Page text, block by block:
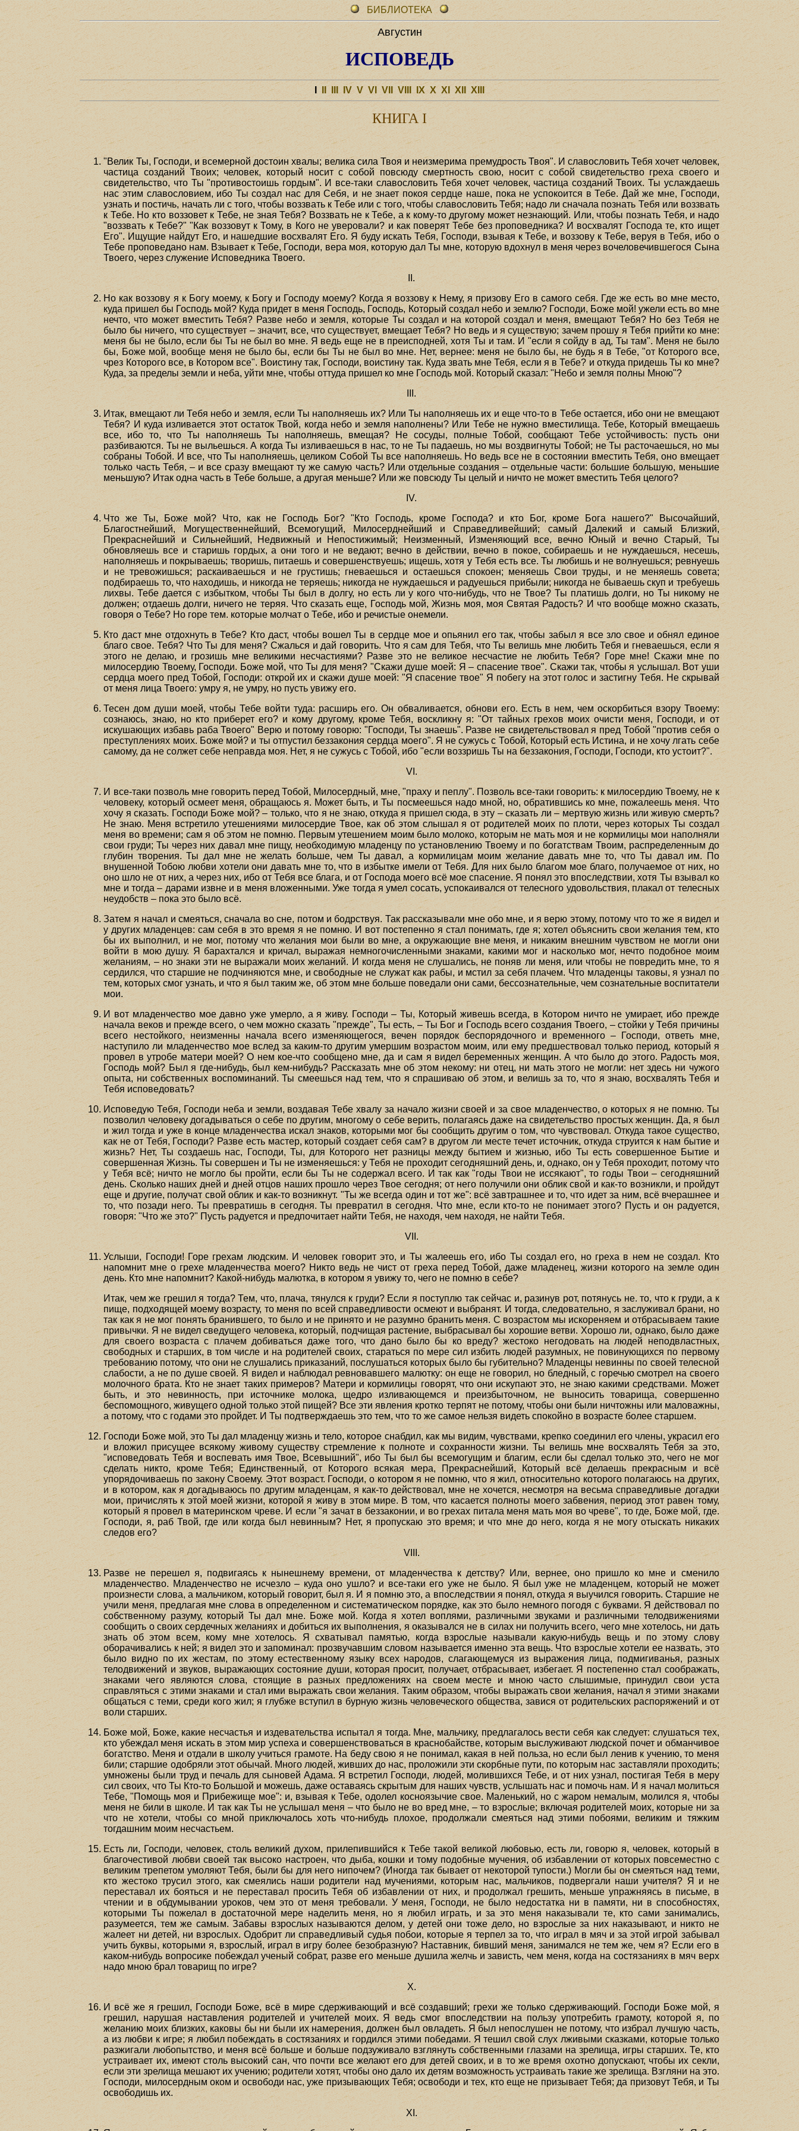
БИБЛИОТЕКА
Августин
ИСПОВЕДЬ
I IV V VI VII VIII IX X XI XII XIII
КНИГА I
"Велик Ты, Господи, и всемерной достоин хвалы; велика сила Твоя и неизмерима премудрость Твоя". И славословить Тебя хочет человек,
частица созданий Твоих; человек, который носит с собой повсюду смертность свою, носит с собой свидетельство греха своего и
свидетельство, что Ты "противостоишь гордым". И все-таки славословить Тебя хочет человек, частица созданий Твоих. Ты услаждаешь
нас этим славословием, ибо Ты создал нас для Себя, и не знает покоя сердце наше, пока не успокоится в Тебе. Дай же мне, Господи,
узнать и постичь, начать ли с того, чтобы воззвать к Тебе или с того, чтобы славословить Тебя; надо ли сначала познать Тебя или воззвать
к Тебе. Но кто воззовет к Тебе, не зная Тебя? Воззвать не к Тебе, а к кому-то другому может незнающий. Или, чтобы познать Тебя, и надо
"воззвать к Тебе?" "Как воззовут к Тому, в Кого не уверовали? и как поверят Тебе без проповедника? И восхвалят Господа те, кто ищет
Его". Ищущие найдут Его, и нашедшие восхвалят Его. Я буду искать Тебя, Господи, взывая к Тебе, и воззову к Тебе, веруя в Тебя, ибо о
Тебе проповедано нам. Взывает к Тебе, Господи, вера моя, которую дал Ты мне, которую вдохнул в меня через вочеловечившегося Сына
Твоего, через служение Исповедника Твоего.
II.
Но как воззову я к Богу моему, к Богу и Господу моему? Когда я воззову к Нему, я призову Его в самого себя. Где же есть во мне место,
куда пришел бы Господь мой? Куда придет в меня Господь, Господь, Который создал небо и землю? Господи, Боже мой! ужели есть во мне
нечто, что может вместить Тебя? Разве небо и земля, которые Ты создал и на которой создал и меня, вмещают Тебя? Но без Тебя не
было бы ничего, что существует – значит, все, что существует, вмещает Тебя? Но ведь и я существую; зачем прошу я Тебя прийти ко мне:
меня бы не было, если бы Ты не был во мне. Я ведь еще не в преисподней, хотя Ты и там. И "если я сойду в ад, Ты там". Меня не было
бы, Боже мой, вообще меня не было бы, если бы Ты не был во мне. Нет, вернее: меня не было бы, не будь я в Тебе, "от Которого все,
чрез Которого все, в Котором все". Воистину так, Господи, воистину так. Куда звать мне Тебя, если я в Тебе? и откуда придешь Ты ко мне?
Куда, за пределы земли и неба, уйти мне, чтобы оттуда пришел ко мне Господь мой. Который сказал: "Небо и земля полны Мною"?
III.
Итак, вмещают ли Тебя небо и земля, если Ты наполняешь их? Или Ты наполняешь их и еще что-то в Тебе остается, ибо они не вмещают
Тебя? И куда изливается этот остаток Твой, когда небо и земля наполнены? Или Тебе не нужно вместилища. Тебе, Который вмещаешь
все, ибо то, что Ты наполняешь Ты наполняешь, вмещая? Не сосуды, полные Тобой, сообщают Тебе устойчивость: пусть они
разбиваются. Ты не выльешься. А когда Ты изливаешься в нас, то не Ты падаешь, но мы воздвигнуты Тобой; не Ты расточаешься, но мы
собраны Тобой. И все, что Ты наполняешь, целиком Собой Ты все наполняешь. Но ведь все не в состоянии вместить Тебя, оно вмещает
только часть Тебя, – и все сразу вмещают ту же самую часть? Или отдельные создания – отдельные части: большие большую, меньшие
меньшую? Итак одна часть в Тебе больше, а другая меньше? Или же повсюду Ты целый и ничто не может вместить Тебя целого?
IV.
Что же Ты, Боже мой? Что, как не Господь Бог? "Кто Господь, кроме Господа? и кто Бог, кроме Бога нашего?" Высочайший,
Благостнейший, Могущественнейший, Всемогущий, Милосерднейший и Справедливейший; самый Далекий и самый Близкий,
Прекраснейший и Сильнейший, Недвижный и Непостижимый; Неизменный, Изменяющий все, вечно Юный и вечно Старый, Ты
обновляешь все и старишь гордых, а они того и не ведают; вечно в действии, вечно в покое, собираешь и не нуждаешься, несешь,
наполняешь и покрываешь; творишь, питаешь и совершенствуешь; ищешь, хотя у Тебя есть все. Ты любишь и не волнуешься; ревнуешь
и не тревожишься; раскаиваешься и не грустишь; гневаешься и остаешься спокоен; меняешь Свои труды, и не меняешь совета;
подбираешь то, что находишь, и никогда не теряешь; никогда не нуждаешься и радуешься прибыли; никогда не бываешь скуп и требуешь
лихвы. Тебе дается с избытком, чтобы Ты был в долгу, но есть ли у кого что-нибудь, что не Твое? Ты платишь долги, но Ты никому не
должен; отдаешь долги, ничего не теряя. Что сказать еще, Господь мой, Жизнь моя, моя Святая Радость? И что вообще можно сказать,
говоря о Тебе? Но горе тем. которые молчат о Тебе, ибо и речистые онемели.
Кто даст мне отдохнуть в Тебе? Кто даст, чтобы вошел Ты в сердце мое и опьянил его так, чтобы забыл я все зло свое и обнял единое
благо свое. Тебя? Что Ты для меня? Сжалься и дай говорить. Что я сам для Тебя, что Ты велишь мне любить Тебя и гневаешься, если я
этого не делаю, и грозишь мне великими несчастиями? Разве это не великое несчастие не любить Тебя? Горе мне! Скажи мне по
милосердию Твоему, Господи. Боже мой, что Ты для меня? "Скажи душе моей: Я – спасение твое". Скажи так, чтобы я услышал. Вот уши
сердца моего пред Тобой, Господи: открой их и скажи душе моей: "Я спасение твое" Я побегу на этот голос и застигну Тебя. Не скрывай
от меня лица Твоего: умру я, не умру, но пусть увижу его.
Тесен дом души моей, чтобы Тебе войти туда: расширь его. Он обваливается, обнови его. Есть в нем, чем оскорбиться взору Твоему:
сознаюсь, знаю, но кто приберет его? и кому другому, кроме Тебя, воскликну я: "От тайных грехов моих очисти меня, Господи, и от
искушающих избавь раба Твоего" Верю и потому говорю: "Господи, Ты знаешь". Разве не свидетельствовал я пред Тобой "против себя о
преступлениях моих. Боже мой? и ты отпустил беззакония сердца моего". Я не сужусь с Тобой, Который есть Истина, и не хочу лгать себе
самому, да не солжет себе неправда моя. Нет, я не сужусь с Тобой, ибо "если воззришь Ты на беззакония, Господи, Господи, кто устоит?".
VI.
И все-таки позволь мне говорить перед Тобой, Милосердный, мне, "праху и пеплу". Позволь все-таки говорить: к милосердию Твоему, не к
человеку, который осмеет меня, обращаюсь я. Может быть, и Ты посмеешься надо мной, но, обратившись ко мне, пожалеешь меня. Что
хочу я сказать. Господи Боже мой? – только, что я не знаю, откуда я пришел сюда, в эту – сказать ли – мертвую жизнь или живую смерть?
Не знаю. Меня встретило утешениями милосердие Твое, как об этом слышал я от родителей моих по плоти, через которых Ты создал
меня во времени; сам я об этом не помню. Первым утешением моим было молоко, которым не мать моя и не кормилицы мои наполняли
свои груди; Ты через них давал мне пищу, необходимую младенцу по установлению Твоему и по богатствам Твоим, распределенным до
глубин творения. Ты дал мне не желать больше, чем Ты давал, а кормилицам моим желание давать мне то, что Ты давал им. По
внушенной Тобою любви хотели они давать мне то, что в избытке имели от Тебя. Для них было благом мое благо, получаемое от них, но
оно шло не от них, а через них, ибо от Тебя все блага, и от Господа моего всё мое спасение. Я понял это впоследствии, хотя Ты взывал ко
мне и тогда – дарами извне и в меня вложенными. Уже тогда я умел сосать, успокаивался от телесного удовольствия, плакал от телесных
неудобств – пока это было всё.
Затем я начал и смеяться, сначала во сне, потом и бодрствуя. Так рассказывали мне обо мне, и я верю этому, потому что то же я видел и
у других младенцев: сам себя в это время я не помню. И вот постепенно я стал понимать, где я; хотел объяснить свои желания тем, кто
бы их выполнил, и не мог, потому что желания мои были во мне, а окружающие вне меня, и никаким внешним чувством не могли они
войти в мою душу. Я барахтался и кричал, выражая немногочисленными знаками, какими мог и насколько мог, нечто подобное моим
желаниям, – но знаки эти не выражали моих желаний. И когда меня не слушались, не поняв ли меня, или чтобы не повредить мне, то я
сердился, что старшие не подчиняются мне, и свободные не служат как рабы, и мстил за себя плачем. Что младенцы таковы, я узнал по
тем, которых смог узнать, и что я был таким же, об этом мне больше поведали они сами, бессознательные, чем сознательные воспитатели
мои.
И вот младенчество мое давно уже умерло, а я живу. Господи – Ты, Который живешь всегда, в Котором ничто не умирает, ибо прежде
начала веков и прежде всего, о чем можно сказать "прежде", Ты есть, – Ты Бог и Господь всего создания Твоего, – стойки у Тебя причины
всего нестойкого, неизменны начала всего изменяющегося, вечен порядок беспорядочного и временного – Господи, ответь мне,
наступило ли младенчество мое вслед за каким-то другим умершим возрастом моим, или ему предшествовал только период, который я
провел в утробе матери моей? О нем кое-что сообщено мне, да и сам я видел беременных женщин. А что было до этого. Радость моя,
Господь мой? Был я где-нибудь, был кем-нибудь? Рассказать мне об этом некому: ни отец, ни мать этого не могли: нет здесь ни чужого
опыта, ни собственных воспоминаний. Ты смеешься над тем, что я спрашиваю об этом, и велишь за то, что я знаю, восхвалять Тебя и
Тебя исповедовать?
Исповедую Тебя, Господи неба и земли, воздавая Тебе хвалу за начало жизни своей и за свое младенчество, о которых я не помню. Ты
позволил человеку догадываться о себе по другим, многому о себе верить, полагаясь даже на свидетельство простых женщин. Да, я был
и жил тогда и уже в конце младенчества искал знаков, которыми мог бы сообщить другим о том, что чувствовал. Откуда такое существо,
как не от Тебя, Господи? Разве есть мастер, который создает себя сам? в другом ли месте течет источник, откуда струится к нам бытие и
жизнь? Нет, Ты создаешь нас, Господи, Ты, для Которого нет разницы между бытием и жизнью, ибо Ты есть совершенное Бытие и
совершенная Жизнь. Ты совершен и Ты не изменяешься: у Тебя не проходит сегодняшний день, и, однако, он у Тебя проходит, потому что
у Тебя всё; ничто не могло бы пройти, если бы Ты не содержал всего. И так как "годы Твои не иссякают", то годы Твои – сегодняшний
день. Сколько наших дней и дней отцов наших прошло через Твое сегодня; от него получили они облик свой и как-то возникли, и пройдут
еще и другие, получат свой облик и как-то возникнут. "Ты же всегда один и тот же": всё завтрашнее и то, что идет за ним, всё вчерашнее и
то, что позади него. Ты превратишь в сегодня. Ты превратил в сегодня. Что мне, если кто-то не понимает этого? Пусть и он радуется,
говоря: "Что же это?" Пусть радуется и предпочитает найти Тебя, не находя, чем находя, не найти Тебя.
VII.
Услыши, Господи! Горе грехам людским. И человек говорит это, и Ты жалеешь его, ибо Ты создал его, но греха в нем не создал. Кто
напомнит мне о грехе младенчества моего? Никто ведь не чист от греха перед Тобой, даже младенец, жизни которого на земле один
день. Кто мне напомнит? Какой-нибудь малютка, в котором я увижу то, чего не помню в себе?
Итак, чем же грешил я тогда? Тем, что, плача, тянулся к груди? Если я поступлю так сейчас и, разинув рот, потянусь не. то, что к груди, а к
пище, подходящей моему возрасту, то меня по всей справедливости осмеют и выбранят. И тогда, следовательно, я заслуживал брани, но
так как я не мог понять бранившего, то было и не принято и не разумно бранить меня. С возрастом мы искореняем и отбрасываем такие
привычки. Я не видел сведущего человека, который, подчищая растение, выбрасывал бы хорошие ветви. Хорошо ли, однако, было даже
для своего возраста с плачем добиваться даже того, что дано было бы ко вреду? жестоко негодовать на людей неподвластных,
свободных и старших, в том числе и на родителей своих, стараться по мере сил избить людей разумных, не повинующихся по первому
требованию потому, что они не слушались приказаний, послушаться которых было бы губительно? Младенцы невинны по своей телесной
слабости, а не по душе своей. Я видел и наблюдал ревновавшего малютку: он еще не говорил, но бледный, с горечью смотрел на своего
молочного брата. Кто не знает таких примеров? Матери и кормилицы говорят, что они искупают это, не знаю какими средствами. Может
быть, и это невинность, при источнике молока, щедро изливающемся и преизбыточном, не выносить товарища, совершенно
беспомощного, живущего одной только этой пищей? Все эти явления кротко терпят не потому, чтобы они были ничтожны или маловажны,
а потому, что с годами это пройдет. И Ты подтверждаешь это тем, что то же самое нельзя видеть спокойно в возрасте более старшем.
Господи Боже мой, это Ты дал младенцу жизнь и тело, которое снабдил, как мы видим, чувствами, крепко соединил его члены, украсил его
и вложил присущее всякому живому существу стремление к полноте и сохранности жизни. Ты велишь мне восхвалять Тебя за это,
"исповедовать Тебя и воспевать имя Твое, Всевышний", ибо Ты был бы всемогущим и благим, если бы сделал только это, чего не мог
сделать никто, кроме Тебя; Единственный, от Которого всякая мера, Прекраснейший, Который всё делаешь прекрасным и всё
упорядочиваешь по закону Своему. Этот возраст. Господи, о котором я не помню, что я жил, относительно которого полагаюсь на других,
и в котором, как я догадываюсь по другим младенцам, я как-то действовал, мне не хочется, несмотря на весьма справедливые догадки
мои, причислять к этой моей жизни, которой я живу в этом мире. В том, что касается полноты моего забвения, период этот равен тому,
который я провел в материнском чреве. И если "я зачат в беззаконии, и во грехах питала меня мать моя во чреве", то где, Боже мой, где.
Господи, я, раб Твой, где или когда был невинным? Нет, я пропускаю это время; и что мне до него, когда я не могу отыскать никаких
следов его?
VIII.
Разве не перешел я, подвигаясь к нынешнему времени, от младенчества к детству? Или, вернее, оно пришло ко мне и сменило
младенчество. Младенчество не исчезло – куда оно ушло? и все-таки его уже не было. Я был уже не младенцем, который не может
произнести слова, а мальчиком, который говорит, был я. И я помню это, а впоследствии я понял, откуда я выучился говорить. Старшие не
учили меня, предлагая мне слова в определенном и систематическом порядке, как это было немного погодя с буквами. Я действовал по
собственному разуму, который Ты дал мне. Боже мой. Когда я хотел воплями, различными звуками и различными телодвижениями
сообщить о своих сердечных желаниях и добиться их выполнения, я оказывался не в силах ни получить всего, чего мне хотелось, ни дать
знать об этом всем, кому мне хотелось. Я схватывал памятью, когда взрослые называли какую-нибудь вещь и по этому слову
оборачивались к ней; я видел это и запоминал: прозвучавшим словом называется именно эта вещь. Что взрослые хотели ее назвать, это
было видно по их жестам, по этому естественному языку всех народов, слагающемуся из выражения лица, подмигиванья, разных
телодвижений и звуков, выражающих состояние души, которая просит, получает, отбрасывает, избегает. Я постепенно стал соображать,
знаками чего являются слова, стоящие в разных предложениях на своем месте и мною часто слышимые, принудил свои уста
справляться с этими знаками и стал ими выражать свои желания. Таким образом, чтобы выражать свои желания, начал я этими знаками
общаться с теми, среди кого жил; я глубже вступил в бурную жизнь человеческого общества, завися от родительских распоряжений и от
воли старших.
Боже мой, Боже, какие несчастья и издевательства испытал я тогда. Мне, мальчику, предлагалось вести себя как следует: слушаться тех,
кто убеждал меня искать в этом мир успеха и совершенствоваться в краснобайстве, которым выслуживают людской почет и обманчивое
богатство. Меня и отдали в школу учиться грамоте. На беду свою я не понимал, какая в ней польза, но если был ленив к учению, то меня
били; старшие одобряли этот обычай. Много людей, живших до нас, проложили эти скорбные пути, по которым нас заставляли проходить;
умножены были труд и печаль для сыновей Адама. Я встретил Господи, людей, молившихся Тебе, и от них узнал, постигая Тебя в меру
сил своих, что Ты Кто-то Большой и можешь, даже оставаясь скрытым для наших чувств, услышать нас и помочь нам. И я начал молиться
Тебе, "Помощь моя и Прибежище мое": и, взывая к Тебе, одолел косноязычие свое. Маленький, но с жаром немалым, молился я, чтобы
меня не били в школе. И так как Ты не услышал меня – что было не во вред мне, – то взрослые; включая родителей моих, которые ни за
что не хотели, чтобы со мной приключалось хоть что-нибудь плохое, продолжали смеяться над этими побоями, великим и тяжким
тогдашним моим несчастьем.
Есть ли, Господи, человек, столь великий духом, прилепившийся к Тебе такой великой любовью, есть ли, говорю я, человек, который в
благочестивой любви своей так высоко настроен, что дыба, кошки и тому подобные мучения, об избавлении от которых повсеместно с
великим трепетом умоляют Тебя, были бы для него нипочем? (Иногда так бывает от некоторой тупости.) Могли бы он смеяться над теми,
кто жестоко трусил этого, как смеялись наши родители над мучениями, которым нас, мальчиков, подвергали наши учителя? Я и не
переставал их бояться и не переставал просить Тебя об избавлении от них, и продолжал грешить, меньше упражняясь в письме, в
чтении и в обдумывании уроков, чем это от меня требовали. У меня, Господи, не было недостатка ни в памяти, ни в способностях,
которыми Ты пожелал в достаточной мере наделить меня, но я любил играть, и за это меня наказывали те, кто сами занимались,
разумеется, тем же самым. Забавы взрослых называются делом, у детей они тоже дело, но взрослые за них наказывают, и никто не
жалеет ни детей, ни взрослых. Одобрит ли справедливый судья побои, которые я терпел за то, что играл в мяч и за этой игрой забывал
учить буквы, которыми я, взрослый, играл в игру более безобразную? Наставник, бивший меня, занимался не тем же, чем я? Если его в
каком-нибудь вопросике побеждал ученый собрат, разве его меньше душила желчь и зависть, чем меня, когда на состязаниях в мяч верх
надо мною брал товарищ по игре?
X.
И всё же я грешил, Господи Боже, всё в мире сдерживающий и всё создавший; грехи же только сдерживающий. Господи Боже мой, я
грешил, нарушая наставления родителей и учителей моих. Я ведь смог впоследствии на пользу употребить грамоту, которой я, по
желанию моих близких, каковы бы ни были их намерения, должен был овладеть. Я был непослушен не потому, что избрал лучшую часть,
а из любви к игре; я любил побеждать в состязаниях и гордился этими победами. Я тешил свой слух лживыми сказками, которые только
разжигали любопытство, и меня всё больше и больше подзуживало взглянуть собственными глазами на зрелища, игры старших. Те, кто
устраивает их, имеют столь высокий сан, что почти все желают его для детей своих, и в то же время охотно допускают, чтобы их секли,
если эти зрелища мешают их учению; родители хотят, чтобы оно дало их детям возможность устраивать такие же зрелища. Взгляни на это.
Господи, милосердным оком и освободи нас, уже призывающих Тебя; освободи и тех, кто еще не призывает Тебя; да призовут Тебя, и Ты
освободишь их.
XI.